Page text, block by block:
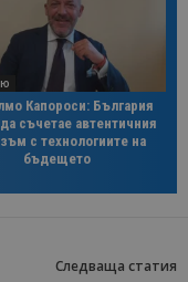
Капороси: България
съчетае автентичния
с технологиите на
бъдещето
Следваща статия